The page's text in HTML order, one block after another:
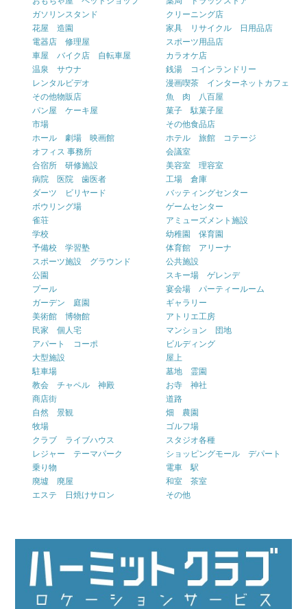
ガソリンスタンド
クリーニング店
花屋 造園
家具 リサイクル 日用品店
電器店 修理屋
スポーツ用品店
車屋 バイク店 自転車屋
カラオケ店
温泉 サウナ
銭湯 コインランドリー
レンタルビデオ
漫画喫茶 インターネットカフェ
その他物販店
魚 肉 八百屋
パン屋 ケーキ屋
菓子 駄菓子屋
市場
その他食品店
ホール 劇場 映画館
ホテル 旅館 コテージ
オフィス 事務所
会議室
合宿所 研修施設
美容室 理容室
病院 医院 歯医者
工場 倉庫
ダーツ ビリヤード
バッティングセンター
ボウリング場
ゲームセンター
雀荘
アミューズメント施設
学校
幼稚園 保育園
予備校 学習塾
体育館 アリーナ
スポーツ施設 グラウンド
公共施設
公園
スキー場 ゲレンデ
プール
宴会場 パーティールーム
ガーデン 庭園
ギャラリー
美術館 博物館
アトリエ工房
民家 個人宅
マンション 団地
アパート コーポ
ビルディング
大型施設
屋上
駐車場
墓地 霊園
教会 チャペル 神殿
お寺 神社
商店街
道路
自然 景観
畑 農園
牧場
ゴルフ場
クラブ ライブハウス
スタジオ各種
レジャー テーマパーク
ショッピングモール デパート
乗り物
電車 駅
廃墟 廃屋
和室 茶室
エステ 日焼けサロン
その他